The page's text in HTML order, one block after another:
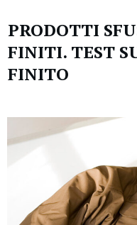
PRODOTTI
FINITI. TEST
FINITO